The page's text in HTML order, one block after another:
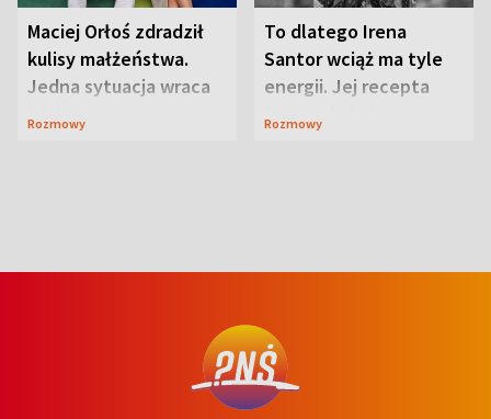
Maciej Orłoś zdradził
kulisy małżeństwa.
Jedna sytuacja wraca
jak bumerang
Rozmowy
To dlatego Irena
Santor wciąż ma tyle
energii. Jej recepta
jest zaskakująco
Rozmowy